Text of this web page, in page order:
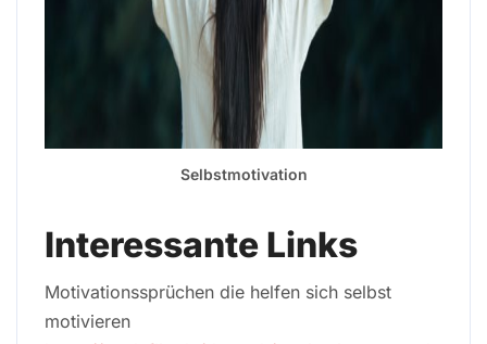
Selbstmotivation
Interessante Links
Motivationssprüchen die helfen sich selbst
motivieren